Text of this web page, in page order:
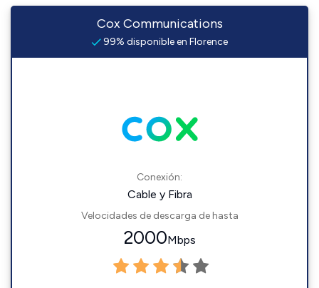
Cox Communications
99% disponible en Florence
Conexión:
Cable y Fibra
Velocidades de descarga de hasta
2000Mbps